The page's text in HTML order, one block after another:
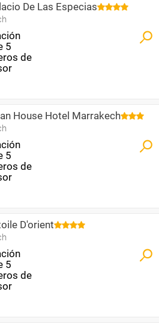
De Las Especias
House Hotel Marrakech
D'orient